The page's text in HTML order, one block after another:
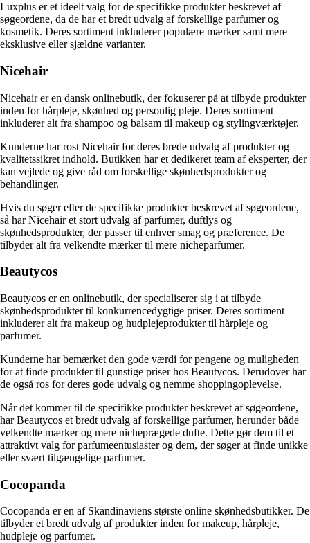
Luxplus er et ideelt valg for de specifikke produkter beskrevet af
søgeordene, da de har et bredt udvalg af forskellige parfumer og
kosmetik. Deres sortiment inkluderer populære mærker samt mere
eksklusive eller sjældne varianter.
Nicehair
Nicehair er en dansk onlinebutik, der fokuserer på at tilbyde produkter
inden for hårpleje, skønhed og personlig pleje. Deres sortiment
inkluderer alt fra shampoo og balsam til makeup og stylingværktøjer.
Kunderne har rost Nicehair for deres brede udvalg af produkter og
kvalitetssikret indhold. Butikken har et dedikeret team af eksperter, der
kan vejlede og give råd om forskellige skønhedsprodukter og
behandlinger.
Hvis du søger efter de specifikke produkter beskrevet af søgeordene,
så har Nicehair et stort udvalg af parfumer, duftlys og
skønhedsprodukter, der passer til enhver smag og præference. De
tilbyder alt fra velkendte mærker til mere nicheparfumer.
Beautycos
Beautycos er en onlinebutik, der specialiserer sig i at tilbyde
skønhedsprodukter til konkurrencedygtige priser. Deres sortiment
inkluderer alt fra makeup og hudplejeprodukter til hårpleje og
parfumer.
Kunderne har bemærket den gode værdi for pengene og muligheden
for at finde produkter til gunstige priser hos Beautycos. Derudover har
de også ros for deres gode udvalg og nemme shoppingoplevelse.
Når det kommer til de specifikke produkter beskrevet af søgeordene,
har Beautycos et bredt udvalg af forskellige parfumer, herunder både
velkendte mærker og mere nicheprægede dufte. Dette gør dem til et
attraktivt valg for parfumeentusiaster og dem, der søger at finde unikke
eller svært tilgængelige parfumer.
Cocopanda
Cocopanda er en af Skandinaviens største online skønhedsbutikker. De
tilbyder et bredt udvalg af produkter inden for makeup, hårpleje,
hudpleje og parfumer.